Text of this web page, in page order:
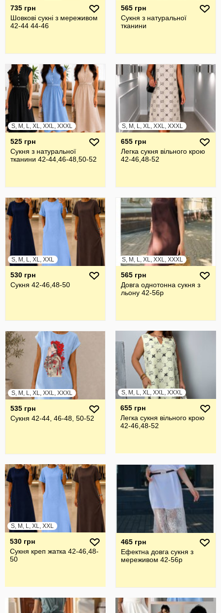
735 грн
Шовкові сукні з мереживом
42-44 44-46
565 грн
Сукня з натуральної
тканини
S, M, L, XL, XXL, XXXL
525 грн
Сукня з натуральної
тканини 42-44,46-48,50-52
S, M, L, XL, XXL, XXXL
655 грн
Легка сукня вільного крою
42-46,48-52
S, M, L, XL, XXL
530 грн
Сукня 42-46,48-50
S, M, L, XL, XXL, XXXL
565 грн
Довга однотонна сукня з
льону 42-56р
S, M, L, XL, XXL, XXXL
535 грн
Сукня 42-44, 46-48, 50-52
S, M, L, XL, XXL, XXXL
655 грн
Легка сукня вільного крою
42-46,48-52
S, M, L, XL, XXL
530 грн
Сукня креп жатка 42-46,48-
50
465 грн
Ефектна довга сукня з
мереживом 42-56р